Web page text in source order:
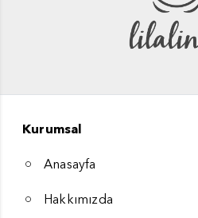
Kurumsal
Anasayfa
Hakkımızda